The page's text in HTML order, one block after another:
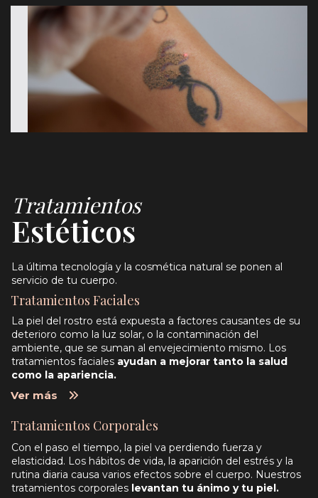
Tratamientos
Estéticos
La última tecnología y la cosmética natural se ponen al
servicio de tu cuerpo.
Tratamientos Faciales
La piel del rostro está expuesta a factores causantes de su
deterioro como la luz solar, o la contaminación del
ambiente, que se suman al envejecimiento mismo. Los
tratamientos faciales ayudan a mejorar tanto la salud
como la apariencia.
Ver más
Tratamientos Corporales
Con el paso el tiempo, la piel va perdiendo fuerza y
elasticidad. Los hábitos de vida, la aparición del estrés y la
rutina diaria causa varios efectos sobre el cuerpo. Nuestros
tratamientos corporales levantan tu ánimo y tu piel.